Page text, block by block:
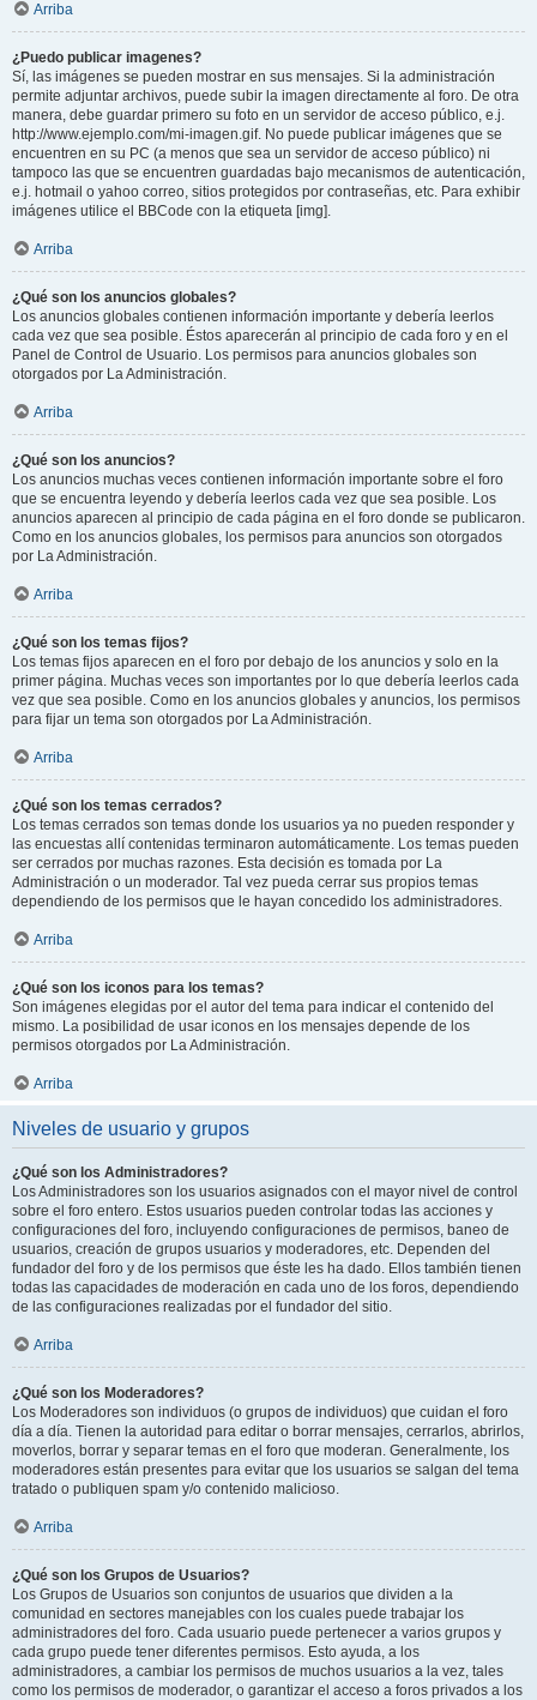
Arriba
¿Puedo publicar imagenes?
Sí, las imágenes se pueden mostrar en sus mensajes. Si la administración
permite adjuntar archivos, puede subir la imagen directamente al foro. De otra
manera, debe guardar primero su foto en un servidor de acceso público, e.j.
http://www.ejemplo.com/mi-imagen.gif. No puede publicar imágenes que se
encuentren en su PC (a menos que sea un servidor de acceso público) ni
tampoco las que se encuentren guardadas bajo mecanismos de autenticación,
e.j. hotmail o yahoo correo, sitios protegidos por contraseñas, etc. Para exhibir
imágenes utilice el BBCode con la etiqueta [img].
Arriba
¿Qué son los anuncios globales?
Los anuncios globales contienen información importante y debería leerlos
cada vez que sea posible. Éstos aparecerán al principio de cada foro y en el
Panel de Control de Usuario. Los permisos para anuncios globales son
otorgados por La Administración.
Arriba
¿Qué son los anuncios?
Los anuncios muchas veces contienen información importante sobre el foro
que se encuentra leyendo y debería leerlos cada vez que sea posible. Los
anuncios aparecen al principio de cada página en el foro donde se publicaron.
Como en los anuncios globales, los permisos para anuncios son otorgados
por La Administración.
Arriba
¿Qué son los temas fijos?
Los temas fijos aparecen en el foro por debajo de los anuncios y solo en la
primer página. Muchas veces son importantes por lo que debería leerlos cada
vez que sea posible. Como en los anuncios globales y anuncios, los permisos
para fijar un tema son otorgados por La Administración.
Arriba
¿Qué son los temas cerrados?
Los temas cerrados son temas donde los usuarios ya no pueden responder y
las encuestas allí contenidas terminaron automáticamente. Los temas pueden
ser cerrados por muchas razones. Esta decisión es tomada por La
Administración o un moderador. Tal vez pueda cerrar sus propios temas
dependiendo de los permisos que le hayan concedido los administradores.
Arriba
¿Qué son los iconos para los temas?
Son imágenes elegidas por el autor del tema para indicar el contenido del
mismo. La posibilidad de usar iconos en los mensajes depende de los
permisos otorgados por La Administración.
Arriba
Niveles de usuario y grupos
¿Qué son los Administradores?
Los Administradores son los usuarios asignados con el mayor nivel de control
sobre el foro entero. Estos usuarios pueden controlar todas las acciones y
configuraciones del foro, incluyendo configuraciones de permisos, baneo de
usuarios, creación de grupos usuarios y moderadores, etc. Dependen del
fundador del foro y de los permisos que éste les ha dado. Ellos también tienen
todas las capacidades de moderación en cada uno de los foros, dependiendo
de las configuraciones realizadas por el fundador del sitio.
Arriba
¿Qué son los Moderadores?
Los Moderadores son individuos (o grupos de individuos) que cuidan el foro
día a día. Tienen la autoridad para editar o borrar mensajes, cerrarlos, abrirlos,
moverlos, borrar y separar temas en el foro que moderan. Generalmente, los
moderadores están presentes para evitar que los usuarios se salgan del tema
tratado o publiquen spam y/o contenido malicioso.
Arriba
¿Qué son los Grupos de Usuarios?
Los Grupos de Usuarios son conjuntos de usuarios que dividen a la
comunidad en sectores manejables con los cuales puede trabajar los
administradores del foro. Cada usuario puede pertenecer a varios grupos y
cada grupo puede tener diferentes permisos. Esto ayuda, a los
administradores, a cambiar los permisos de muchos usuarios a la vez, tales
como los permisos de moderador, o garantizar el acceso a foros privados a los